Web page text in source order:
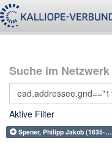
Suche im Netzwerk
Aktive Filter
Spener, Philipp Jakob (1635-…